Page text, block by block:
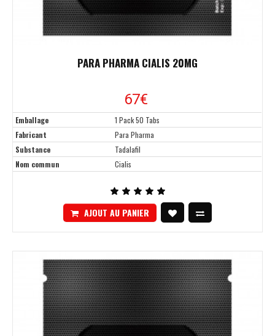
PARA PHARMA CIALIS 20MG
67€
Emballage
1 Pack 50 Tabs
Fabricant
Para Pharma
Substance
Tadalafil
Nom commun
Cialis
AJOUT AU PANIER